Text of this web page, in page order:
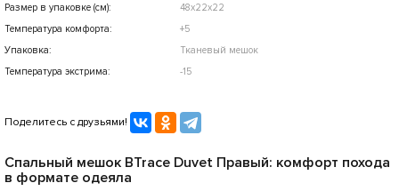
Размер в упаковке (см):
48х22х22
Температура комфорта:
+5
Упаковка:
Тканевый мешок
Температура экстрима:
-15
Поделитесь с друзьями!
Спальный мешок BTrace Duvet Правый: комфорт похода
в формате одеяла